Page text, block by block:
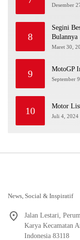
Desember
8
Segini
Bulannya
Maret 30,
9 MotoGP
September
10 Motor
Juli 4, 2024
News, Social & Inspiratif
Jalan Lestari,
Karya Kecamatan
Indonesia 83118